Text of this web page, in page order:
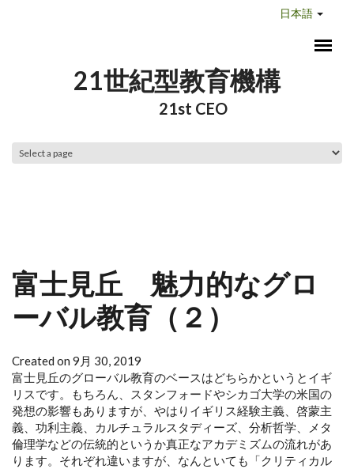
日本語
21世紀型教育機構
21st CEO
富士見丘 魅力的なグロ
ーバル教育（２）
Created on 9月 30, 2019
富士見丘のグローバル教育のベースはどちらかというとイギ
リスです。もちろん、スタンフォードやシカゴ大学の米国の
発想の影響もありますが、やはりイギリス経験主義、啓蒙主
義、功利主義、カルチュラルスタディーズ、分析哲学、メタ
倫理学などの伝統的というか真正なアカデミズムの流れがあ
ります。それぞれ違いますが、なんといても「クリティカル